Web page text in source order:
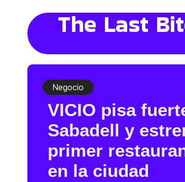
The Last
Negocio
VICIO pisa
Sabadell y
primer
en la ciudad